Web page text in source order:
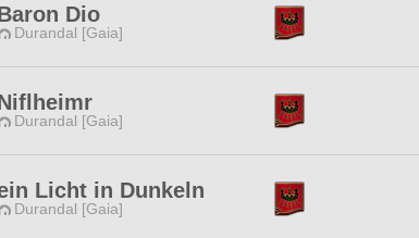
Dio
Durandal [Gaia]
Durandal [Gaia]
Licht in Dunkeln
Durandal [Gaia]